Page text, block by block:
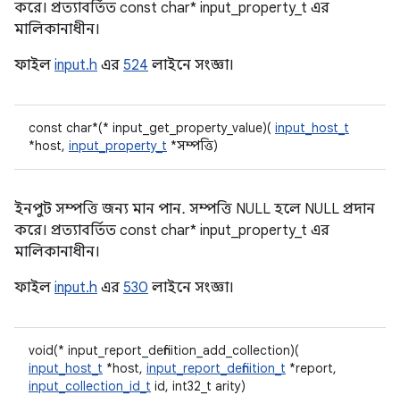
করে। প্রত্যাবর্তিত const char* input_property_t এর
মালিকানাধীন।
ফাইল input.h এর 524 লাইনে সংজ্ঞা।
const char*(* input_get_property_value)( input_host_t
*host, input_property_t *সম্পত্তি)
ইনপুট সম্পত্তি জন্য মান পান. সম্পত্তি NULL হলে NULL প্রদান
করে। প্রত্যাবর্তিত const char* input_property_t এর
মালিকানাধীন।
ফাইল input.h এর 530 লাইনে সংজ্ঞা।
void(* input_report_definition_add_collection)(
input_host_t *host, input_report_definition_t *report,
input_collection_id_t id, int32_t arity)